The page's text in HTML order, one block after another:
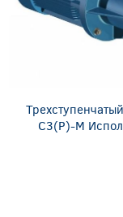
C3(P)-M